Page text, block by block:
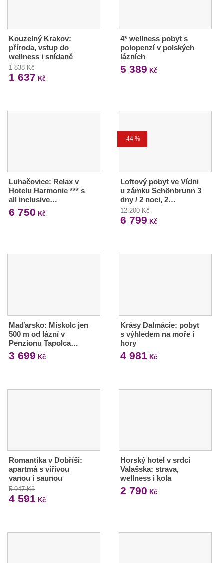
Kouzelný Krakov:
příroda, vstup do
wellness i snídaně
1 838 Kč
1 637 Kč
4* wellness pobyt s
polopenzí v polských
lázních
5 389 Kč
Luhačovice: Relax v
Hotelu Harmonie *** s
all inclusive…
6 750 Kč
-44 %
Loftový pobyt ve Vídni
u zámku Schönbrunn 3
dny / 2 noci, 2…
12 200 Kč
6 799 Kč
Maďarsko: Miskolc jen
500 m od lázní v
Penzionu Tapolca…
3 699 Kč
Krásy Dalmácie: pobyt
s výhledem na moře i
hory
4 981 Kč
Romantika v Dobříši:
apartmá s vířivou
vanou i saunou
5 947 Kč
4 591 Kč
Horský hotel v srdci
Valašska: strava,
wellness i kola
2 790 Kč